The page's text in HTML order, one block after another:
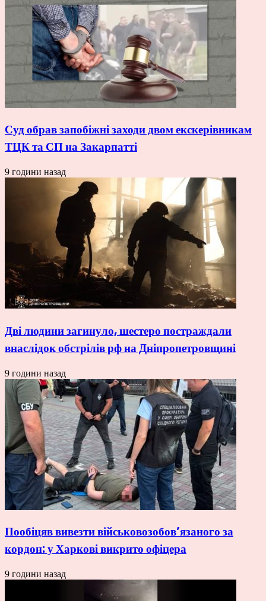
Суд обрав запобіжні заходи двом екскерівникам
ТЦК та СП на Закарпатті
9 години назад
Дві людини загинуло, шестеро постраждали
внаслідок обстрілів рф на Дніпропетровщині
9 години назад
Пообіцяв вивезти військовозобов’язаного за
кордон: у Харкові викрито офіцера
9 години назад